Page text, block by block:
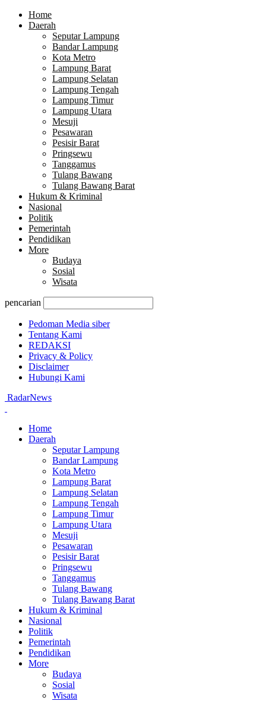
Home
Daerah
Seputar Lampung
Bandar Lampung
Kota Metro
Lampung Barat
Lampung Selatan
Lampung Tengah
Lampung Timur
Lampung Utara
Mesuji
Pesawaran
Pesisir Barat
Pringsewu
Tanggamus
Tulang Bawang
Tulang Bawang Barat
Hukum & Kriminal
Nasional
Politik
Pemerintah
Pendidikan
More
Budaya
Sosial
Wisata
pencarian
Pedoman Media siber
Tentang Kami
REDAKSI
Privacy & Policy
Disclaimer
Hubungi Kami
RadarNews
Home
Daerah
Seputar Lampung
Bandar Lampung
Kota Metro
Lampung Barat
Lampung Selatan
Lampung Tengah
Lampung Timur
Lampung Utara
Mesuji
Pesawaran
Pesisir Barat
Pringsewu
Tanggamus
Tulang Bawang
Tulang Bawang Barat
Hukum & Kriminal
Nasional
Politik
Pemerintah
Pendidikan
More
Budaya
Sosial
Wisata